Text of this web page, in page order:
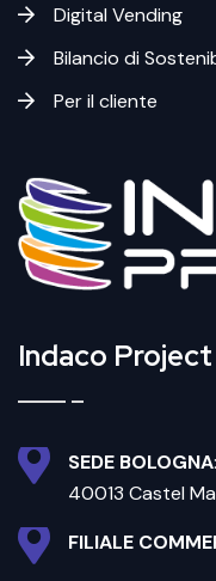
Digital Vending
Bilancio di
Per il cliente
Indaco Project
SEDE BOLOGNA
40013 Castel
FILIALE